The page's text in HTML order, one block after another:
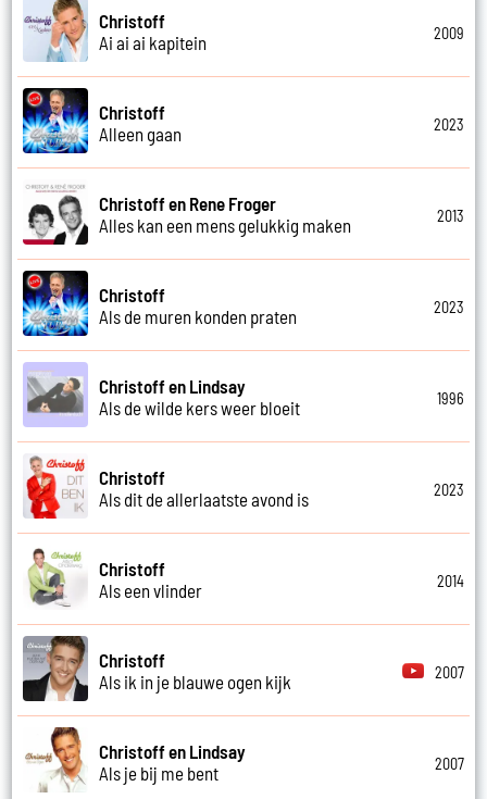
Christoff
Ai ai ai kapitein
2009
Christoff
Alleen gaan
2023
Christoff en Rene Froger
Alles kan een mens gelukkig maken
2013
Christoff
Als de muren konden praten
2023
Christoff en Lindsay
Als de wilde kers weer bloeit
1996
Christoff
Als dit de allerlaatste avond is
2023
Christoff
Als een vlinder
2014
Christoff
Als ik in je blauwe ogen kijk
2007
Christoff en Lindsay
Als je bij me bent
2007